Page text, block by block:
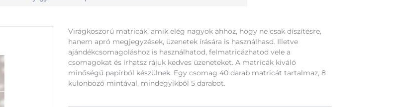
Virágkoszorú matricák, amik elég nagyok ahhoz, hogy ne csak díszítésre,
hanem apró megjegyzések, üzenetek írására is használhasd. Illetve
ajándékcsomagoláshoz is használhatod, felmatricázhatod vele a
csomagokat és írhatsz rájuk kedves üzeneteket. A matricák kiváló
minőségű papírból készülnek. Egy csomag 40 darab matricát tartalmaz, 8
különböző mintával, mindegyikből 5 darabot.